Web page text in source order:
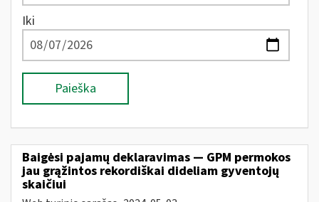
Iki
Paieška
Baigėsi pajamų deklaravimas — GPM permokos
jau grąžintos rekordiškai dideliam gyventojų
skaičiui